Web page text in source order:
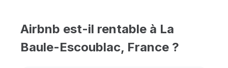
Airbnb est-il rentable à La
Baule-Escoublac, France ?